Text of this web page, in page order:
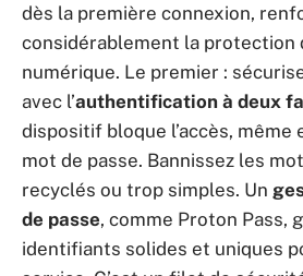
dès la première connexion,
considérablement la protection
numérique. Le premier :
avec l’authentification à deux
dispositif bloque l’accès, même
mot de passe. Bannissez les
recyclés ou trop simples. Un
de passe, comme Proton Pass,
identifiants solides et uniques